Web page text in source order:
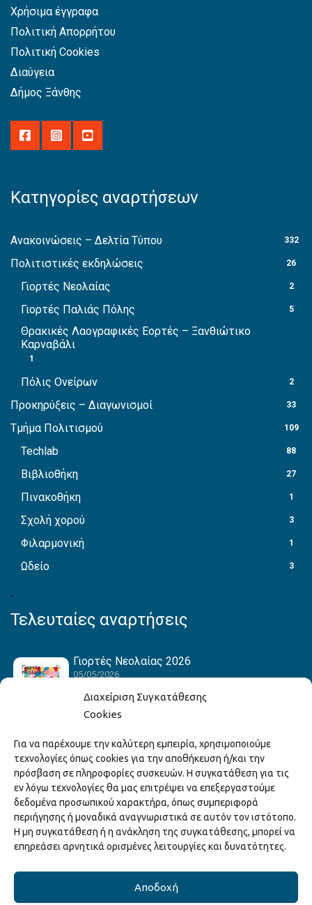
Διαχείριση Συγκατάθεσης
Cookies
Για να παρέχουμε την καλύτερη εμπειρία, χρησιμοποιούμε
τεχνολογίες όπως cookies για την αποθήκευση ή/και την
πρόσβαση σε πληροφορίες συσκευών. Η συγκατάθεση για τις
εν λόγω τεχνολογίες θα μας επιτρέψει να επεξεργαστούμε
δεδομένα προσωπικού χαρακτήρα, όπως συμπεριφορά
περιήγησης ή μοναδικά αναγνωριστικά σε αυτόν τον ιστότοπο.
Η μη συγκατάθεση ή η ανάκληση της συγκατάθεσης, μπορεί να
επηρεάσει αρνητικά ορισμένες λειτουργίες και δυνατότητες.
Αποδοχή
Χρήσιμα έγγραφα
Πολιτική Απορρήτου
Πολιτική Cookies
Διαύγεια
Δήμος Ξάνθης
Κατηγορίες αναρτήσεων
Ανακοινώσεις – Δελτία Τύπου 332
Πολιτιστικές εκδηλώσεις 26
Γιορτές Νεολαίας 2
Γιορτές Παλιάς Πόλης 5
Θρακικές Λαογραφικές Εορτές – Ξανθιώτικο
Καρναβάλι
1
Πόλις Ονείρων 2
Προκηρύξεις – Διαγωνισμοί 33
Τμήμα Πολιτισμού 109
Techlab 88
Βιβλιοθήκη 27
Πινακοθήκη 1
Σχολή χορού 3
Φιλαρμονική 1
Ωδείο 3
Τελευταίες αναρτήσεις
Γιορτές Νεολαίας 2026
05/05/2026
Hack the Match: Γνωρίζοντας τα Αμερικανικά
Αθλήματα! Δημιουργώντας το Δικό σου
Game Story!
22/04/2026
Ξάνθη – Πόλις Ονείρων Μουσικών Σχολείων
2026
15/04/2026